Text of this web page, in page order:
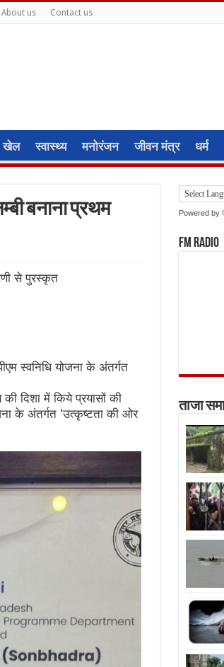
About us Contact us
खेल स्वास्थ्य मनोरंजन जीवन मंत्र धर्म
बनाना प्रथम
से पुरस्कृत
स्वनिधि योजना के अंतर्गत
दिशा में किये प्रयासों की
के अंतर्गत ‘उत्कृष्टता की ओर
Powered by
FM Radio
ताजा